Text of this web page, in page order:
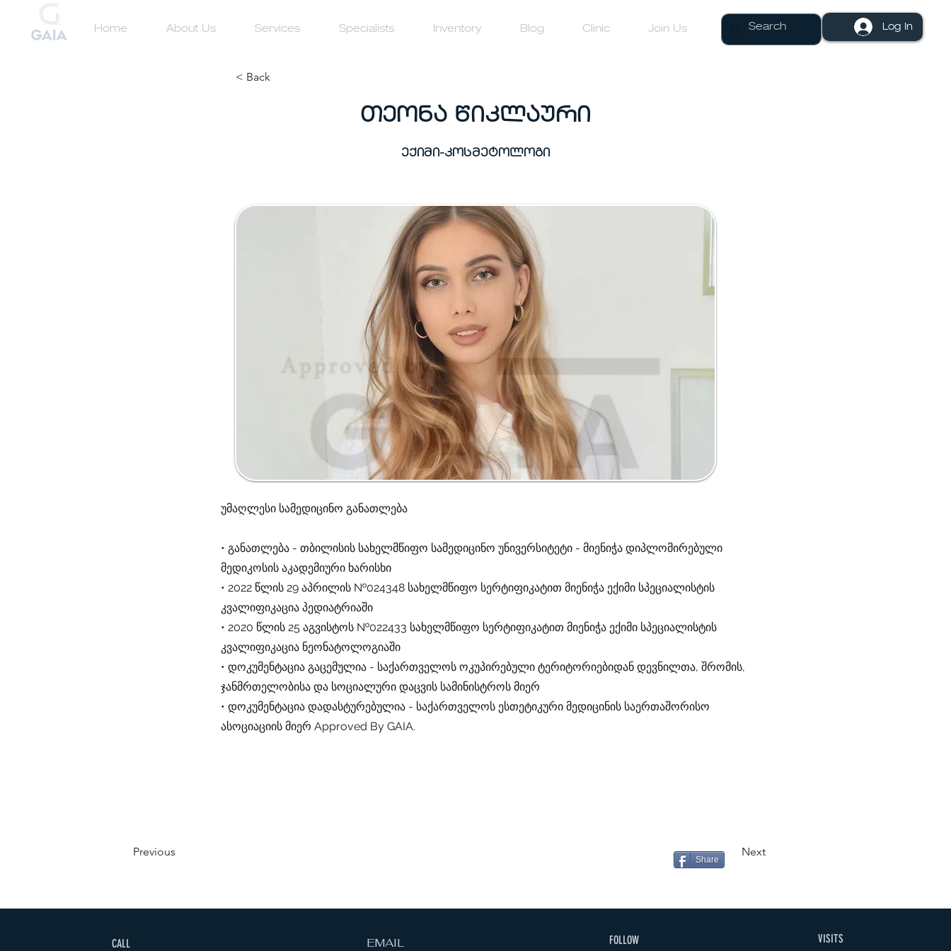
Home About Us Services Specialists Inventory Blog Clinic Join Us Log In
< Back
თეონა წიკლაური
ექიმი-კოსმეტოლოგი
უმაღლესი სამედიცინო განათლება
• განათლება - თბილისის სახელმწიფო სამედიცინო უნივერსიტეტი - მიენიჭა დიპლომირებული
მედიკოსის აკადემიური ხარისხი
• 2022 წლის 29 აპრილის №024348 სახელმწიფო სერტიფიკატით მიენიჭა ექიმი სპეციალისტის
კვალიფიკაცია პედიატრიაში
• 2020 წლის 25 აგვისტოს №022433 სახელმწიფო სერტიფიკატით მიენიჭა ექიმი სპეციალისტის
კვალიფიკაცია ნეონატოლოგიაში
• დოკუმენტაცია გაცემულია - საქართველოს ოკუპირებული ტერიტორიებიდან დევნილთა, შრომის,
ჯანმრთელობისა და სოციალური დაცვის სამინისტროს მიერ
• დოკუმენტაცია დადასტურებულია - საქართველოს ესთეტიკური მედიცინის საერთაშორისო
ასოციაციის მიერ Approved By GAIA.
Previous
Share
Next
CALL EMAIL FOLLOW VISITS